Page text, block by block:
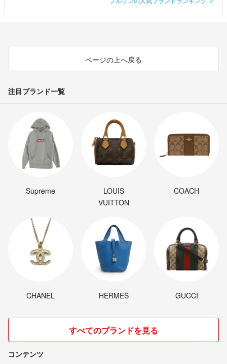
ページの上へ戻る
注目ブランド一覧
Supreme
LOUIS
VUITTON
COACH
CHANEL HERMES GUCCI
すべてのブランドを見る
コンテンツ